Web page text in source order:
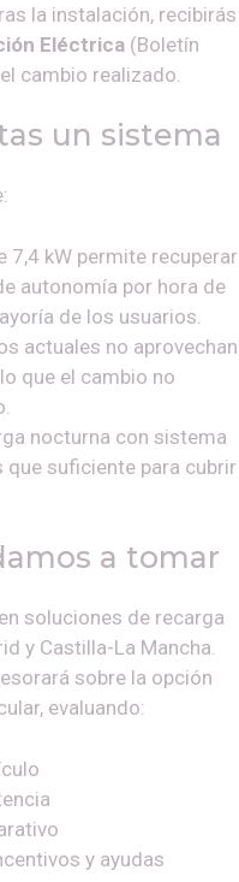
la instalación, recibirás
Eléctrica (Boletín
cambio realizado.
un sistema
kW permite recuperar
autonomía por hora de
de los usuarios.
actuales no aprovechan
que el cambio no
nocturna con sistema
suficiente para cubrir
a tomar
soluciones de recarga
y Castilla-La Mancha.
sobre la opción
evaluando:
y ayudas